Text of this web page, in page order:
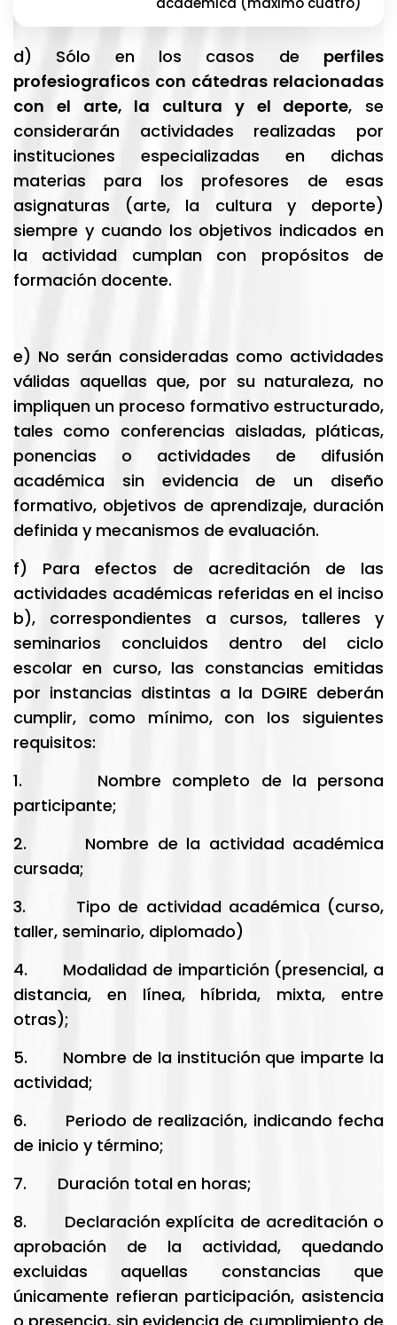
d) Sólo en los casos de perfiles
profesiograficos con cátedras relacionadas
con el arte, la cultura y el deporte, se
considerarán actividades realizadas por
instituciones especializadas en dichas
materias para los profesores de esas
asignaturas (arte, la cultura y deporte)
siempre y cuando los objetivos indicados en
la actividad cumplan con propósitos de
formación docente.
e) No serán consideradas como actividades
válidas aquellas que, por su naturaleza, no
impliquen un proceso formativo estructurado,
tales como conferencias aisladas, pláticas,
ponencias o actividades de difusión
académica sin evidencia de un diseño
formativo, objetivos de aprendizaje, duración
definida y mecanismos de evaluación.
f) Para efectos de acreditación de las
actividades académicas referidas en el inciso
b), correspondientes a cursos, talleres y
seminarios concluidos dentro del ciclo
escolar en curso, las constancias emitidas
por instancias distintas a la DGIRE deberán
cumplir, como mínimo, con los siguientes
requisitos:
1. Nombre completo de la persona
participante;
2. Nombre de la actividad académica
cursada;
3. Tipo de actividad académica (curso,
taller, seminario, diplomado)
4. Modalidad de impartición (presencial, a
distancia, en línea, híbrida, mixta, entre
otras);
5. Nombre de la institución que imparte la
actividad;
6. Periodo de realización, indicando fecha
de inicio y término;
7. Duración total en horas;
8. Declaración explícita de acreditación o
aprobación de la actividad, quedando
excluidas aquellas constancias que
únicamente refieran participación, asistencia